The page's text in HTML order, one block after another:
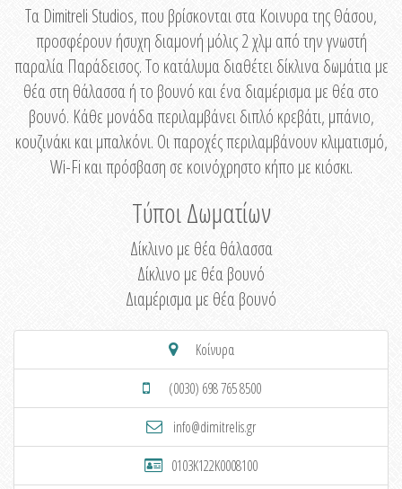
Τα Dimitreli Studios, που βρίσκονται στα Κοινυρα της Θάσου,
προσφέρουν ήσυχη διαμονή μόλις 2 χλμ από την γνωστή
παραλία Παράδεισος. Το κατάλυμα διαθέτει δίκλινα δωμάτια με
θέα στη θάλασσα ή το βουνό και ένα διαμέρισμα με θέα στο
βουνό. Κάθε μονάδα περιλαμβάνει διπλό κρεβάτι, μπάνιο,
κουζινάκι και μπαλκόνι. Οι παροχές περιλαμβάνουν κλιματισμό,
Wi-Fi και πρόσβαση σε κοινόχρηστο κήπο με κιόσκι.
Τύποι Δωματίων
Δίκλινο με θέα θάλασσα
Δίκλινο με θέα βουνό
Διαμέρισμα με θέα βουνό
Κοίνυρα
(0030) 698 765 8500
info@dimitrelis.gr
0103K122K0008100